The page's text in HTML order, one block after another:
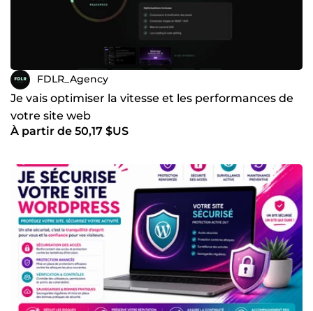
FDLR_Agency
Je vais optimiser la vitesse et les performances de
votre site web
À partir de 50,17 $US